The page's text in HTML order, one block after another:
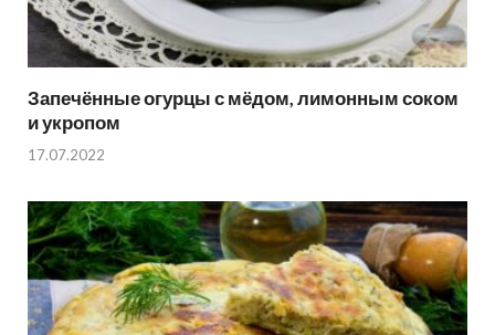
Запечённые огурцы с мёдом, лимонным соком
и укропом
17.07.2022